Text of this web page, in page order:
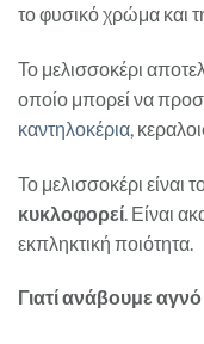
το φυσικό χρώμα και
Το μελισσοκέρι
οποίο μπορεί να
καντηλοκέρια ,
Το μελισσοκέρι είναι
κυκλοφορεί . Είναι
εκπληκτική ποιότητα.
Γιατί ανάβουμε